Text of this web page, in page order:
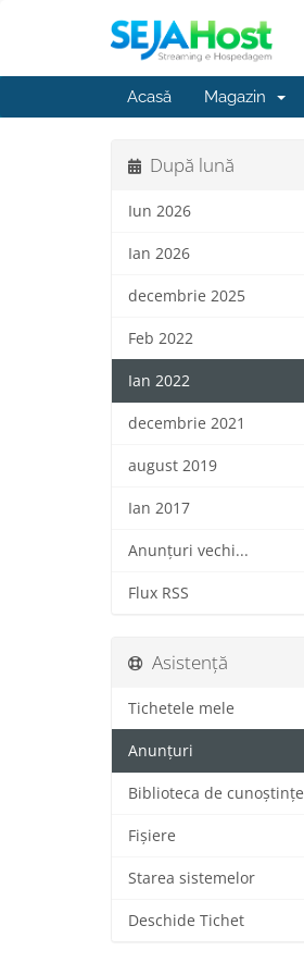
Acasă Magazin
După lună
Iun 2026
Ian 2026
decembrie 2025
Feb 2022
Ian 2022
decembrie 2021
august 2019
Ian 2017
Anunțuri vechi...
Flux RSS
Asistență
Tichetele mele
Anunțuri
Biblioteca de cunoștințe
Fișiere
Starea sistemelor
Deschide Tichet